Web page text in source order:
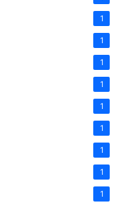
1
1
1
1
1
1
1
1
1